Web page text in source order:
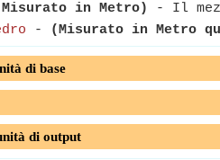
in Metro)
- Il
- (Misurato in Metro
di base
di output